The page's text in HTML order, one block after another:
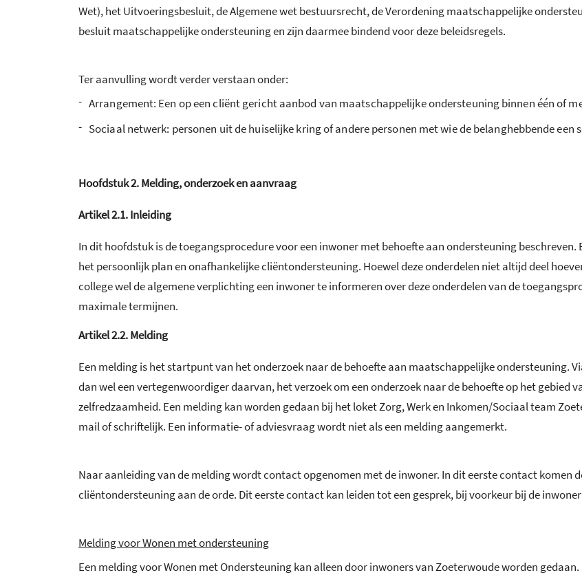
Wet), het Uitvoeringsbesluit, de Algemene wet bestuursrecht, de Verordening maatschappelijke
besluit maatschappelijke ondersteuning en zijn daarmee bindend voor deze beleidsregels.
Ter aanvulling wordt verder verstaan onder:
- Arrangement: Een op een cliënt gericht aanbod van maatschappelijke ondersteuning binnen één of
- Sociaal netwerk: personen uit de huiselijke kring of andere personen met wie de belanghebbende een
Hoofdstuk2.Melding, onderzoek en aanvraag
Artikel2.1.Inleiding
In dit hoofdstuk is de toegangsprocedure voor een inwoner met behoefte aan ondersteuning
het persoonlijk plan en onafhankelijke cliëntondersteuning. Hoewel deze onderdelen niet altijd deel
college wel de algemene verplichting een inwoner te informeren over deze onderdelen van de
maximale termijnen.
Artikel2.2.Melding
Een melding is het startpunt van het onderzoek naar de behoefte aan maatschappelijke ondersteuning.
dan wel een vertegenwoordiger daarvan, het verzoek om een onderzoek naar de behoefte op het
zelfredzaamheid. Een melding kan worden gedaan bij het loket Zorg, Werk en Inkomen/Sociaal team
mail of schriftelijk. Een informatie- of adviesvraag wordt niet als een melding aangemerkt.
Naar aanleiding van de melding wordt contact opgenomen met de inwoner. In dit eerste contact komen
cliëntondersteuning aan de orde. Dit eerste contact kan leiden tot een gesprek, bij voorkeur bij de
Melding voor Wonen met ondersteuning
Een melding voor Wonen met Ondersteuning kan alleen door inwoners van Zoeterwoude worden